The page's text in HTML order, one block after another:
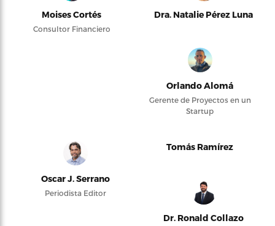
Moises Cortés
Consultor Financiero
Dra. Natalie Pérez Luna
Orlando Alomá
Gerente de Proyectos en un
Startup
Oscar J. Serrano
Periodista Editor
Tomás Ramírez
Dr. Ronald Collazo